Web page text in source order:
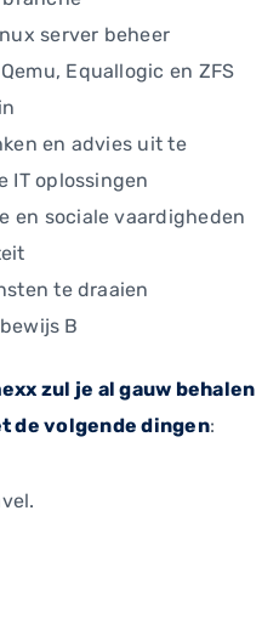
server beheer
Equallogic en ZFS
en advies uit te
IT oplossingen
en sociale vaardigheden
te draaien
B
zul je al gauw behalen
de volgende dingen: